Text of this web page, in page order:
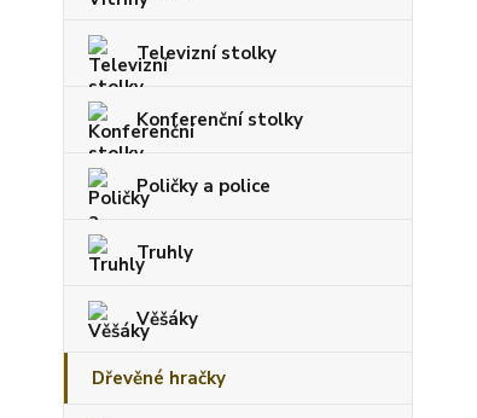
Televizní stolky
Konferenční stolky
Poličky a police
Truhly
Věšáky
Dřevěné hračky